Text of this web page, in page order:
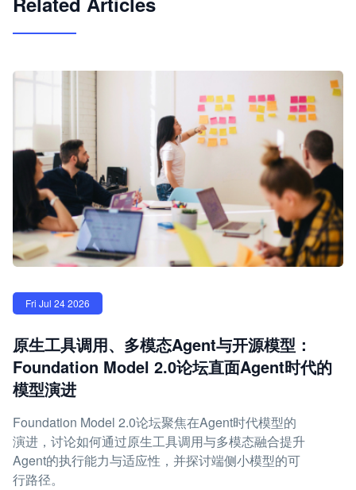
Fri Jul 24 2026
原生工具调用、多模态Agent与开源模型：
Foundation Model 2.0论坛直面Agent时代的
模型演进
Foundation Model 2.0论坛聚焦在Agent时代模型的
演进，讨论如何通过原生工具调用与多模态融合提升
Agent的执行能力与适应性，并探讨端侧小模型的可
行路径。